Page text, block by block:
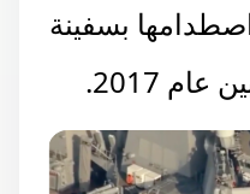
بسفينة
2017.